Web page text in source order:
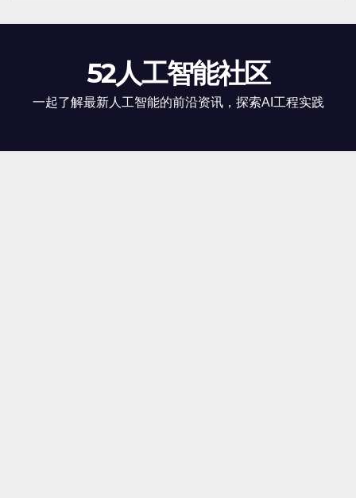
52人工智能社区
一起了解最新人工智能的前沿资讯，探索AI工程实践